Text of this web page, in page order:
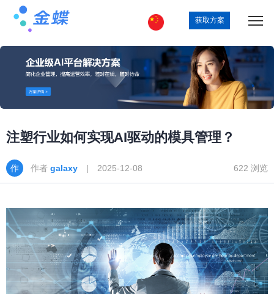
获取方案
注塑行业如何实现AI驱动的模具管理？
作者 galaxy | 2025-12-08 622 浏览